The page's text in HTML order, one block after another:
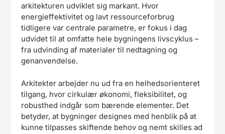
arkitekturen udviklet sig markant. Hvor
energieffektivitet og lavt ressourceforbrug
tidligere var centrale parametre, er fokus i dag
udvidet til at omfatte hele bygningens livscyklus –
fra udvinding af materialer til nedtagning og
genanvendelse.
Arkitekter arbejder nu ud fra en helhedsorienteret
tilgang, hvor cirkulær økonomi, fleksibilitet, og
robusthed indgår som bærende elementer. Det
betyder, at bygninger designes med henblik på at
kunne tilpasses skiftende behov og nemt skilles ad